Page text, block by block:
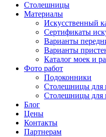
Столешницы
Материалы
Искусственный
Сертификаты
Варианты
Варианты
Каталог моек и
Фото работ
Подоконники
Столешницы для
Столешницы для
Блог
Цены
Контакты
Партнерам